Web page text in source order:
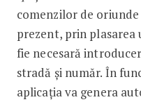
comenzilor de
prezent, prin plasarea
fie necesară
stradă și număr. În
aplicația va genera